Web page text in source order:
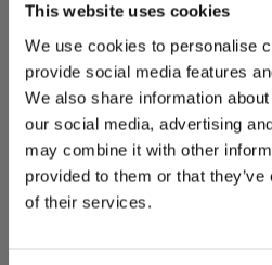
This website uses cookies
We use cookies to personalise
provide social media features
We also share information
our social media, advertising
may combine it with other
provided to them or that
of their services.
Längd: 2500mm
Yttermått - bredd: 118mm, höjd:
Kapacitet: 2500kg/600mm
Passar gaffel 100x40 mm
Sluten botten
Vikt: 30 kg / st